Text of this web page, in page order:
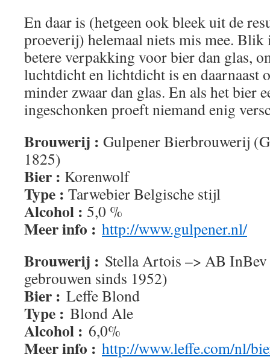
En daar is (hetgeen ook bleek uit de
proeverij) helemaal niets mis mee.
betere verpakking voor bier dan glas,
luchtdicht en lichtdicht is en daarnaast
minder zwaar dan glas. En als het bier
ingeschonken proeft niemand enig
Brouwerij : Gulpener Bierbrouwerij
1825)
Bier : Korenwolf
Type : Tarwebier Belgische stijl
Alcohol : 5,0 %
Meer info : http://www.gulpener.nl/
Brouwerij : Stella Artois –> AB
gebrouwen sinds 1952)
Bier : Leffe Blond
Type : Blond Ale
Alcohol : 6,0%
Meer info : http://www.leffe.com/nl/